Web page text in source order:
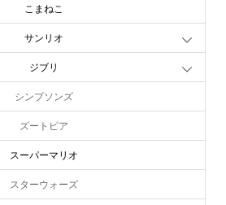
こまねこ
サンリオ
ジブリ
シンプソンズ
ズートピア
スーパーマリオ
スターウォーズ